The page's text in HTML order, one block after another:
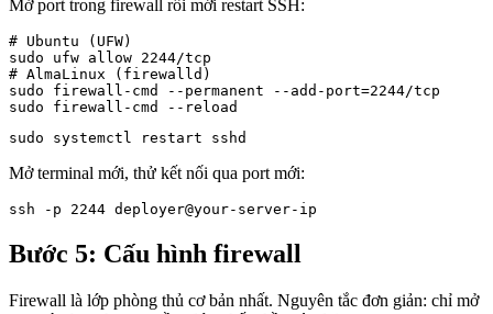
Mở port trong firewall rồi mới restart SSH:
# Ubuntu (UFW)
sudo ufw allow 2244/tcp
# AlmaLinux (firewalld)
sudo firewall-cmd --permanent --add-port=2244/tcp
sudo firewall-cmd --reload
sudo systemctl restart sshd
Mở terminal mới, thử kết nối qua port mới:
ssh -p 2244 deployer@your-server-ip
Bước 5: Cấu hình firewall
Firewall là lớp phòng thủ cơ bản nhất. Nguyên tắc đơn giản: chỉ mở